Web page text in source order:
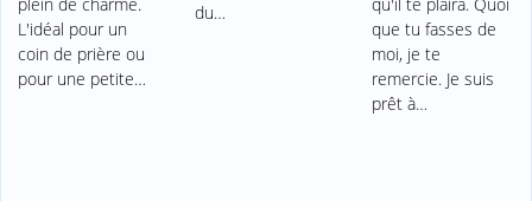
plein de charme.
L'idéal pour un
coin de prière ou
pour une petite…
du…
qu'il te plaira. Quoi
que tu fasses de
moi, je te
remercie. Je suis
prêt à…